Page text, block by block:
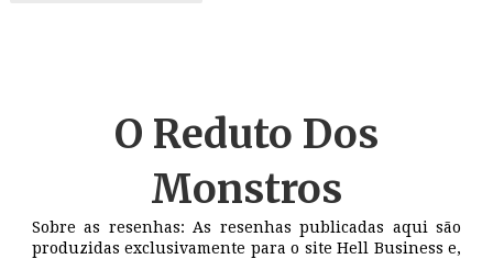
O Reduto Dos
Monstros
Sobre as resenhas: As resenhas publicadas aqui são
produzidas exclusivamente para o site Hell Business e,